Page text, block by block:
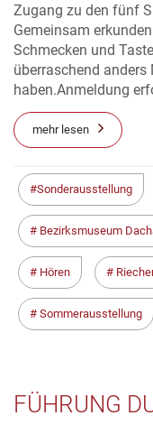
Zugang zu den fünf
Gemeinsam
Schmecken und
überraschend
haben.Anmeldung
mehr lesen
Sonderausstellung
Bezirksmuseum
Hören
Sommerausstellung
FÜHRUNG